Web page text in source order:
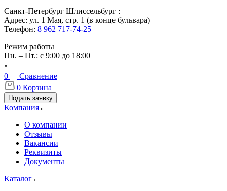
Санкт-Петербург Шлиссельбург :
Адрес: ул. 1 Мая, стр. 1 (в конце бульвара)
Телефон: 8 962 717-74-25
Режим работы
Пн. – Пт.: с 9:00 до 18:00
0
Сравнение
0 Корзина
Подать заявку
Компания
О компании
Отзывы
Вакансии
Реквизиты
Документы
Каталог